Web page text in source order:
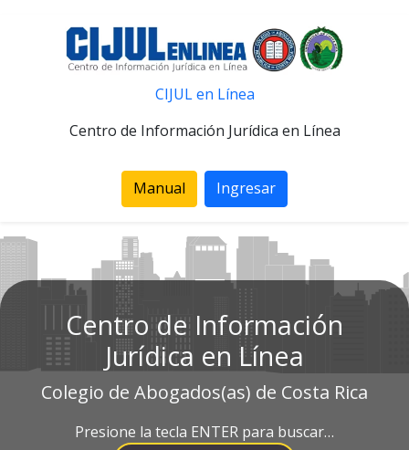
CIJUL en Línea
Centro de Información Jurídica en Línea
Manual Ingresar
Centro de Información
Jurídica en Línea
Colegio de Abogados(as) de Costa Rica
Presione la tecla ENTER para buscar…